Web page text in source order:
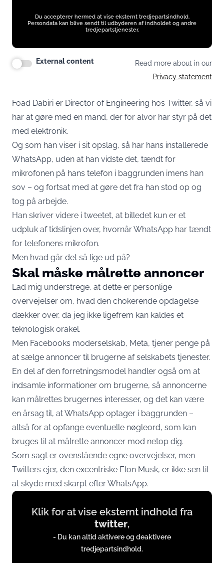
Du accepterer hermed at vise eksternt tredjepartsindhold.
Persondata kan blive sendt til udbyderen af indholdet og andre
tredjepartstjenester.
External content
Read more about in our
Privacy statement
Foad Dabiri er Director of Engineering hos Twitter, så vi
har at gøre med en mand, der for alvor har styr på det
med elektronik.
Og som han viser i sit opslag, så har hans installerede
WhatsApp, uden at han vidste det, tændt for
mikrofonen på hans telefon i baggrunden imens han
sov – og fortsat med at gøre det fra han stod op og
tog på arbejde.
Han skriver videre i tweetet, at billedet kun er et
udpluk af tidslinjen over, hvornår WhatsApp har tændt
for telefonens mikrofon.
Men hvad går det så lige ud på?
Skal måske målrette annoncer
Lad mig understrege, at dette er personlige
overvejelser om, hvad den chokerende opdagelse
dækker over, da jeg ikke ligefrem kan kaldes et
teknologisk orakel.
Men Facebooks moderselskab, Meta, tjener penge på
at sælge annoncer til brugerne af selskabets tjenester.
En del af den forretningsmodel handler også om at
indsamle informationer om brugerne, så annoncerne
kan målrettes brugernes interesser, og det kan være
en årsag til, at WhatsApp optager i baggrunden –
altså for at opfange eventuelle nøgleord, som kan
bruges til at målrette annoncer mod netop dig.
Som sagt er ovenstående egne overvejelser, men
Twitters ejer, den excentriske Elon Musk, er ikke sen til
at skyde med skarpt efter WhatsApp.
Display
contentKlik for at vise eksternt indhold fra
twitter,
- Du kan altid aktivere og deaktivere
tredjepartsindhold.